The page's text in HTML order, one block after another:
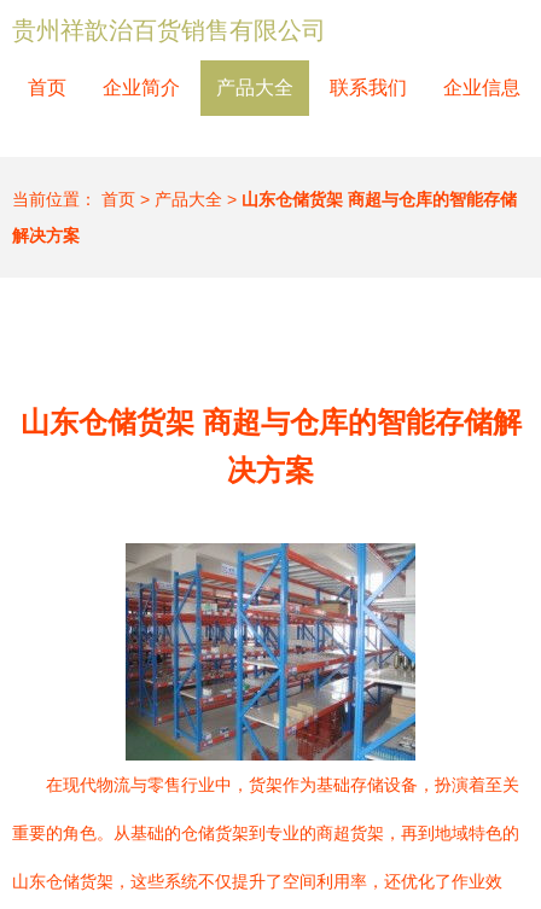
贵州祥歆治百货销售有限公司
首页 企业简介 产品大全 联系我们 企业信息
当前位置： 首页 > 产品大全 > 山东仓储货架 商超与仓库的智能存储
解决方案
山东仓储货架 商超与仓库的智能存储解
决方案
在现代物流与零售行业中，货架作为基础存储设备，扮演着至关
重要的角色。从基础的仓储货架到专业的商超货架，再到地域特色的
山东仓储货架，这些系统不仅提升了空间利用率，还优化了作业效